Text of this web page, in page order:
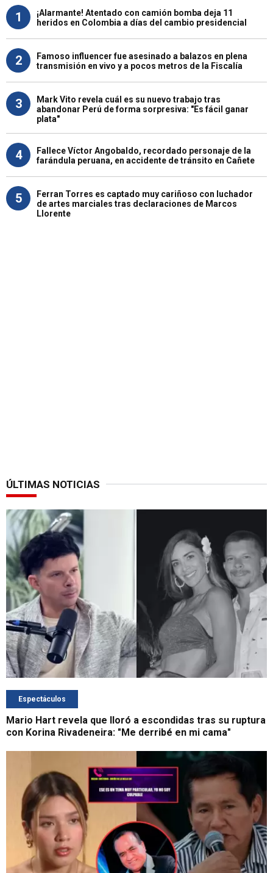
1
¡Alarmante! Atentado con camión bomba deja 11
heridos en Colombia a días del cambio presidencial
2
Famoso influencer fue asesinado a balazos en plena
transmisión en vivo y a pocos metros de la Fiscalía
3
Mark Vito revela cuál es su nuevo trabajo tras
abandonar Perú de forma sorpresiva: "Es fácil ganar
plata"
4
Fallece Víctor Angobaldo, recordado personaje de la
farándula peruana, en accidente de tránsito en Cañete
5
Ferran Torres es captado muy cariñoso con luchador
de artes marciales tras declaraciones de Marcos
Llorente
ÚLTIMAS NOTICIAS
Espectáculos
Mario Hart revela que lloró a escondidas tras su ruptura
con Korina Rivadeneira: "Me derribé en mi cama"